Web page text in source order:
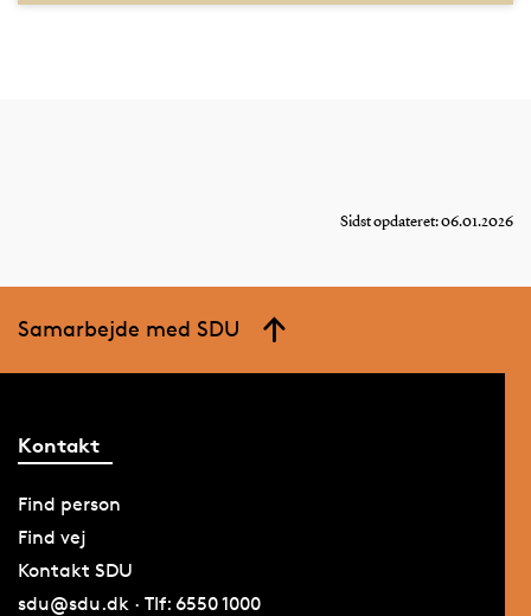
Sidst opdateret: 06.01.2026
Samarbejde med SDU
Kontakt
Find person
Find vej
Kontakt SDU
sdu@sdu.dk · Tlf: 6550 1000